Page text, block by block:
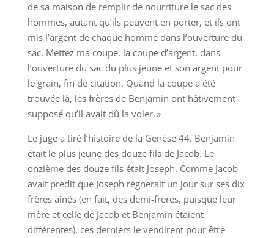
de sa maison de remplir de nourriture le sac des
hommes, autant qu’ils peuvent en porter, et ils ont
mis l’argent de chaque homme dans l’ouverture du
sac. Mettez ma coupe, la coupe d’argent, dans
l’ouverture du sac du plus jeune et son argent pour
le grain, fin de citation. Quand la coupe a été
trouvée là, les frères de Benjamin ont hâtivement
supposé qu’il avait dû la voler. »
Le juge a tiré l’histoire de la Genèse 44. Benjamin
était le plus jeune des douze fils de Jacob. Le
onzième des douze fils était Joseph. Comme Jacob
avait prédit que Joseph régnerait un jour sur ses dix
frères aînés (en fait, des demi-frères, puisque leur
mère et celle de Jacob et Benjamin étaient
différentes), ces derniers le vendirent pour être